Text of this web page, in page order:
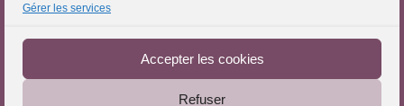
Gérer les services
Accepter les cookies
Refuser